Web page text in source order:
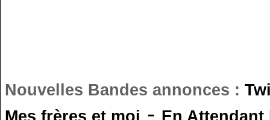
Nouvelles Bandes annonces :
Mes frères et moi - En